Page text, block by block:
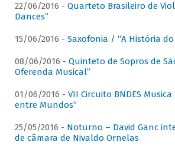
22/06/2016 - Quarteto Brasileiro de
Dances”
15/06/2016 - Saxofonia / “A História do
08/06/2016 - Quinteto de Sopros de
Oferenda Musical”
01/06/2016 - VII Circuito BNDES
entre Mundos”
25/05/2016 - Noturno – David Ganc
de câmara de Nivaldo Ornelas